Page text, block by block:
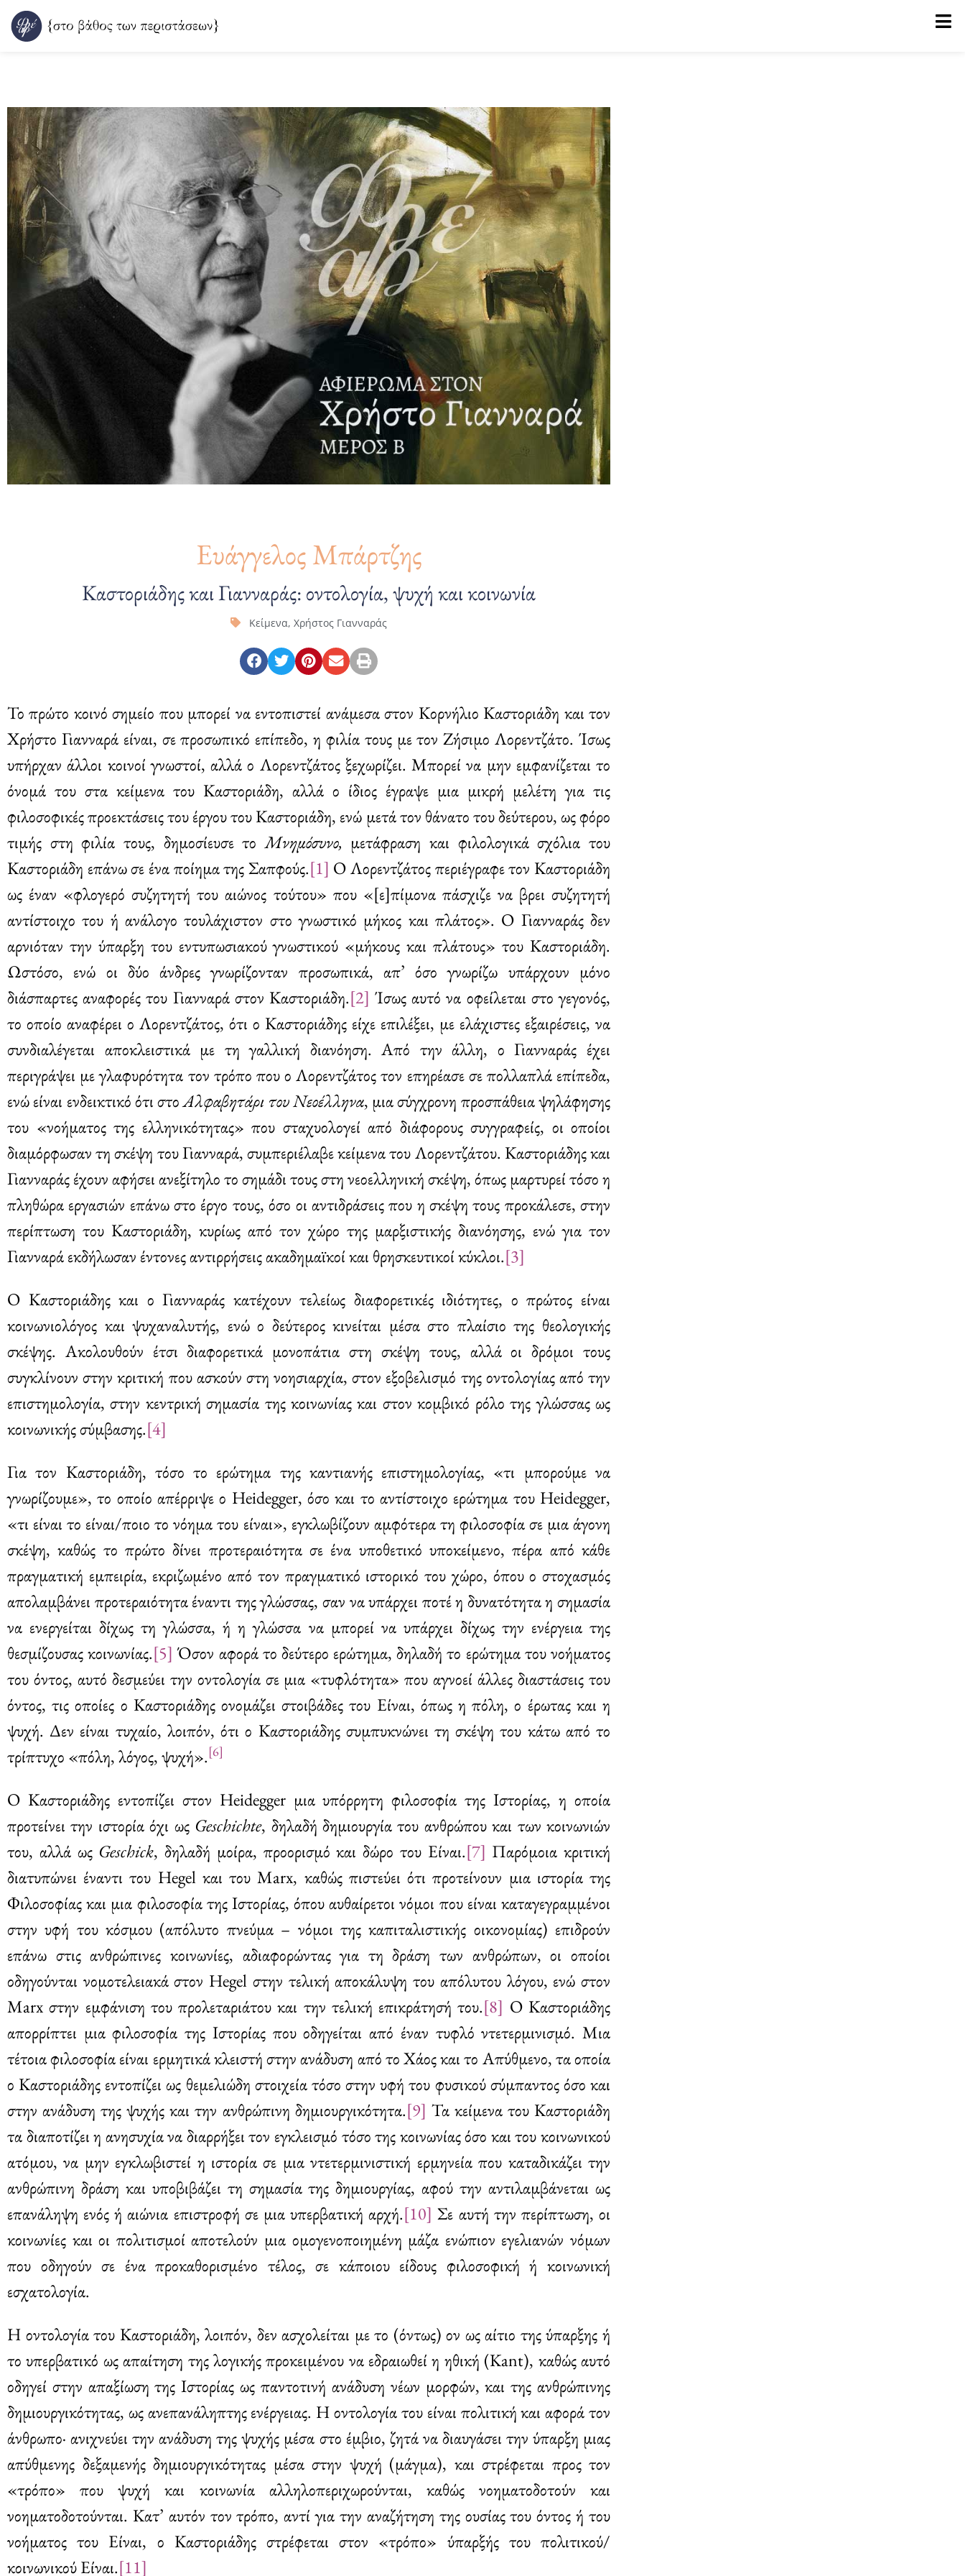
Μετάβαση
στο
Ευάγγελος Μπάρτζης
Καστοριάδης και Γιανναράς: οντολογία, ψυχή και κοινωνία
Κείμενα, Χρήστος Γιανναράς
Το πρώτο κοινό σημείο που μπορεί να εντοπιστεί ανάμεσα στον Κορνήλιο Καστοριάδη και τον
Χρήστο Γιανναρά είναι, σε προσωπικό επίπεδο, η φιλία τους με τον Ζήσιμο Λορεντζάτο. Ίσως
υπήρχαν άλλοι κοινοί γνωστοί, αλλά ο Λορεντζάτος ξεχωρίζει. Μπορεί να μην εμφανίζεται το
όνομά του στα κείμενα του Καστοριάδη, αλλά ο ίδιος έγραψε μια μικρή μελέτη για τις
φιλοσοφικές προεκτάσεις του έργου του Καστοριάδη, ενώ μετά τον θάνατο του δεύτερου, ως φόρο
τιμής στη φιλία τους, δημοσίευσε τοΜνημόσυνο, μετάφραση και φιλολογικά σχόλια του
Καστοριάδη επάνω σε ένα ποίημα της Σαπφούς.[1] Ο Λορεντζάτος περιέγραφε τον Καστοριάδη
ως έναν «φλογερό συζητητή του αιώνος τούτου» που «[ε]πίμονα πάσχιζε να βρει συζητητή
αντίστοιχο του ή ανάλογο τουλάχιστον στο γνωστικό μήκος και πλάτος». Ο Γιανναράς δεν
αρνιόταν την ύπαρξη του εντυπωσιακού γνωστικού «μήκους και πλάτους» του Καστοριάδη.
Ωστόσο, ενώ οι δύο άνδρες γνωρίζονταν προσωπικά, απ’ όσο γνωρίζω υπάρχουν μόνο
διάσπαρτες αναφορές του Γιανναρά στον Καστοριάδη.[2] Ίσως αυτό να οφείλεται στο γεγονός,
το οποίο αναφέρει ο Λορεντζάτος, ότι ο Καστοριάδης είχε επιλέξει, με ελάχιστες εξαιρέσεις, να
συνδιαλέγεται αποκλειστικά με τη γαλλική διανόηση. Από την άλλη, ο Γιανναράς έχει
περιγράψει με γλαφυρότητα τον τρόπο που ο Λορεντζάτος τον επηρέασε σε πολλαπλά επίπεδα,
ενώ είναι ενδεικτικό ότι στοΑλφαβητάρι του Νεοέλληνα, μια σύγχρονη προσπάθεια ψηλάφησης
του «νοήματος της ελληνικότητας» που σταχυολογεί από διάφορους συγγραφείς, οι οποίοι
διαμόρφωσαν τη σκέψη του Γιανναρά, συμπεριέλαβε κείμενα του Λορεντζάτου. Καστοριάδης και
Γιανναράς έχουν αφήσει ανεξίτηλο το σημάδι τους στη νεοελληνική σκέψη, όπως μαρτυρεί τόσο η
πληθώρα εργασιών επάνω στο έργο τους, όσο οι αντιδράσεις που η σκέψη τους προκάλεσε, στην
περίπτωση του Καστοριάδη, κυρίως από τον χώρο της μαρξιστικής διανόησης, ενώ για τον
Γιανναρά εκδήλωσαν έντονες αντιρρήσεις ακαδημαϊκοί και θρησκευτικοί κύκλοι.[3]
Ο Καστοριάδης και ο Γιανναράς κατέχουν τελείως διαφορετικές ιδιότητες, ο πρώτος είναι
κοινωνιολόγος και ψυχαναλυτής, ενώ ο δεύτερος κινείται μέσα στο πλαίσιο της θεολογικής
σκέψης. Ακολουθούν έτσι διαφορετικά μονοπάτια στη σκέψη τους, αλλά οι δρόμοι τους
συγκλίνουν στην κριτική που ασκούν στη νοησιαρχία, στον εξοβελισμό της οντολογίας από την
επιστημολογία, στην κεντρική σημασία της κοινωνίας και στον κομβικό ρόλο της γλώσσας ως
κοινωνικής σύμβασης.[4]
Για τον Καστοριάδη, τόσο το ερώτημα της καντιανής επιστημολογίας, «τι μπορούμε να
γνωρίζουμε», το οποίο απέρριψε ο Heidegger, όσο και το αντίστοιχο ερώτημα του Heidegger,
«τι είναι το είναι/ποιο το νόημα του είναι», εγκλωβίζουν αμφότερα τη φιλοσοφία σε μια άγονη
σκέψη, καθώς το πρώτο δίνει προτεραιότητα σε ένα υποθετικό υποκείμενο, πέρα από κάθε
πραγματική εμπειρία, εκριζωμένο από τον πραγματικό ιστορικό του χώρο, όπου ο στοχασμός
απολαμβάνει προτεραιότητα έναντι της γλώσσας, σαν να υπάρχει ποτέ η δυνατότητα η σημασία
να ενεργείται δίχως τη γλώσσα, ή η γλώσσα να μπορεί να υπάρχει δίχως την ενέργεια της
θεσμίζουσας κοινωνίας.[5] Όσον αφορά το δεύτερο ερώτημα, δηλαδή το ερώτημα του νοήματος
του όντος, αυτό δεσμεύει την οντολογία σε μια «τυφλότητα» που αγνοεί άλλες διαστάσεις του
όντος, τις οποίες ο Καστοριάδης ονομάζει στοιβάδες του Είναι, όπως η πόλη, ο έρωτας και η
ψυχή. Δεν είναι τυχαίο, λοιπόν, ότι ο Καστοριάδης συμπυκνώνει τη σκέψη του κάτω από το
τρίπτυχο «πόλη, λόγος, ψυχή».[6]
Ο Καστοριάδης εντοπίζει στον Heidegger μια υπόρρητη φιλοσοφία της Ιστορίας, η οποία
προτείνει την ιστορία όχι ως Geschichte, δηλαδή δημιουργία του ανθρώπου και των κοινωνιών
του, αλλά ως Geschick, δηλαδή μοίρα, προορισμό και δώρο του Είναι.[7] Παρόμοια κριτική
διατυπώνει έναντι του Hegel και του Marx, καθώς πιστεύει ότι προτείνουν μια ιστορία της
Φιλοσοφίας και μια φιλοσοφία της Ιστορίας, όπου αυθαίρετοι νόμοι που είναι καταγεγραμμένοι
στην υφή του κόσμου (απόλυτο πνεύμα – νόμοι της καπιταλιστικής οικονομίας) επιδρούν
επάνω στις ανθρώπινες κοινωνίες, αδιαφορώντας για τη δράση των ανθρώπων, οι οποίοι
οδηγούνται νομοτελειακά στον Hegel στην τελική αποκάλυψη του απόλυτου λόγου, ενώ στον
Marx στην εμφάνιση του προλεταριάτου και την τελική επικράτησή του.[8] Ο Καστοριάδης
απορρίπτει μια φιλοσοφία της Ιστορίας που οδηγείται από έναν τυφλό ντετερμινισμό. Μια
τέτοια φιλοσοφία είναι ερμητικά κλειστή στην ανάδυση από το Χάος και το Απύθμενο, τα οποία
ο Καστοριάδης εντοπίζει ως θεμελιώδη στοιχεία τόσο στην υφή του φυσικού σύμπαντος όσο και
στην ανάδυση της ψυχής και την ανθρώπινη δημιουργικότητα.[9] Τα κείμενα του Καστοριάδη
τα διαποτίζει η ανησυχία να διαρρήξει τον εγκλεισμό τόσο της κοινωνίας όσο και του κοινωνικού
ατόμου, να μην εγκλωβιστεί η ιστορία σε μια ντετερμινιστική ερμηνεία που καταδικάζει την
ανθρώπινη δράση και υποβιβάζει τη σημασία της δημιουργίας, αφού την αντιλαμβάνεται ως
επανάληψη ενός ή αιώνια επιστροφή σε μια υπερβατική αρχή.[10] Σε αυτή την περίπτωση, οι
κοινωνίες και οι πολιτισμοί αποτελούν μια ομογενοποιημένη μάζα ενώπιον εγελιανών νόμων
που οδηγούν σε ένα προκαθορισμένο τέλος, σε κάποιου είδους φιλοσοφική ή κοινωνική
εσχατολογία.
Η οντολογία του Καστοριάδη, λοιπόν, δεν ασχολείται με το (όντως) ον ως αίτιο της ύπαρξης ή
το υπερβατικό ως απαίτηση της λογικής προκειμένου να εδραιωθεί η ηθική (Kant), καθώς αυτό
οδηγεί στην απαξίωση της Ιστορίας ως παντοτινή ανάδυση νέων μορφών, και της ανθρώπινης
δημιουργικότητας, ως ανεπανάληπτης ενέργειας. Η οντολογία του είναι πολιτική και αφορά τον
άνθρωπο· ανιχνεύει την ανάδυση της ψυχής μέσα στο έμβιο, ζητά να διαυγάσει την ύπαρξη μιας
απύθμενης δεξαμενής δημιουργικότητας μέσα στην ψυχή (μάγμα), και στρέφεται προς τον
«τρόπο» που ψυχή και κοινωνία αλληλοπεριχωρούνται, καθώς νοηματοδοτούν και
νοηματοδοτούνται. Κατ’ αυτόν τον τρόπο, αντί για την αναζήτηση της ουσίας του όντος ή του
νοήματος του Είναι, ο Καστοριάδης στρέφεται στον «τρόπο» ύπαρξής του πολιτικού/
κοινωνικού Είναι.[11]